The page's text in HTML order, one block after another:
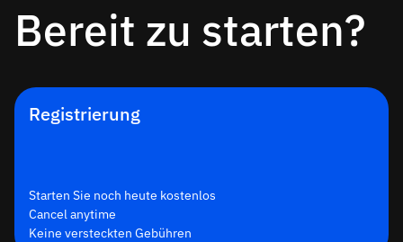
Bereit zu starten?
Registrierung
Starten Sie noch heute kostenlos
Cancel anytime
Keine versteckten Gebühren